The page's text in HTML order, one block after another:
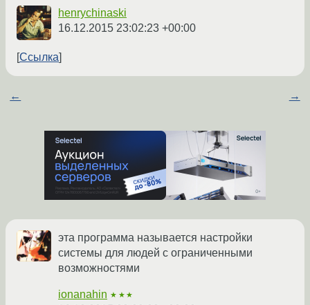
henrychinaski
16.12.2015 23:02:23 +00:00
Ссылка
← →
эта программа называется настройки
системы для людей с ограниченными
возможностями
ionanahin ★★★